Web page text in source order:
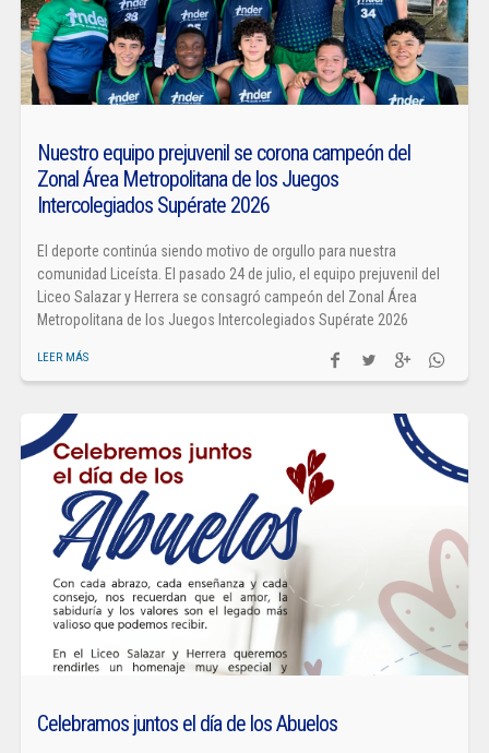
Nuestro equipo prejuvenil se corona campeón del
Zonal Área Metropolitana de los Juegos
Intercolegiados Supérate 2026
El deporte continúa siendo motivo de orgullo para nuestra
comunidad Liceísta. El pasado 24 de julio, el equipo prejuvenil del
Liceo Salazar y Herrera se consagró campeón del Zonal Área
Metropolitana de los Juegos Intercolegiados Supérate 2026
LEER MÁS
Celebramos juntos el día de los Abuelos